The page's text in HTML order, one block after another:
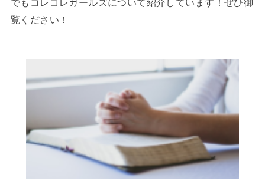
でもコレコレガールズについて紹介しています！ぜひ御
覧ください！